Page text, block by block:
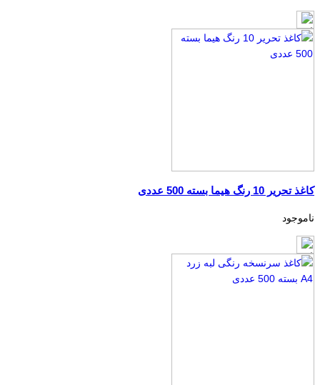
کاغذ تحریر 10 رنگ هیما بسته 500 عددی
ناموجود